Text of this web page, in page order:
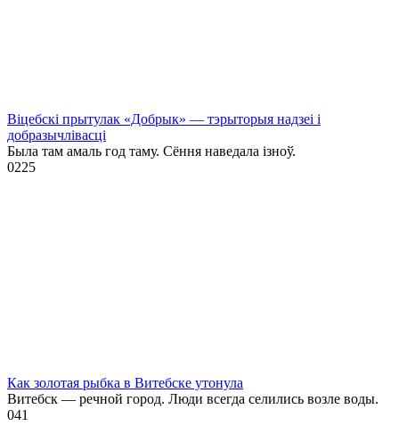
Віцебскі прытулак «‎Добрык»‎ — тэрыторыя надзеі і
добразычлівасці
Была там амаль год таму. Сёння наведала ізноў.
0225
Как золотая рыбка в Витебске утонула
Витебск — речной город. Люди всегда селились возле воды.
041